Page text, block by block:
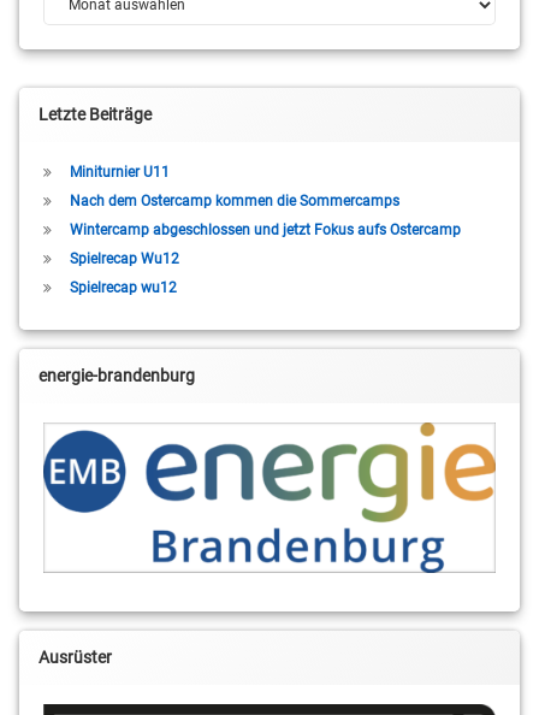
Letzte Beiträge
Miniturnier U11
Nach dem Ostercamp kommen die Sommercamps
Wintercamp abgeschlossen und jetzt Fokus aufs Ostercamp
Spielrecap Wu12
Spielrecap wu12
energie-brandenburg
Ausrüster